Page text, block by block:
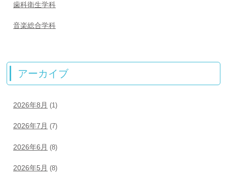
歯科衛生学科
音楽総合学科
アーカイブ
2026年8月 (1)
2026年7月 (7)
2026年6月 (8)
2026年5月 (8)